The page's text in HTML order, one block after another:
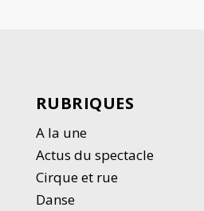
RUBRIQUES
A la une
Actus du spectacle
Cirque et rue
Danse